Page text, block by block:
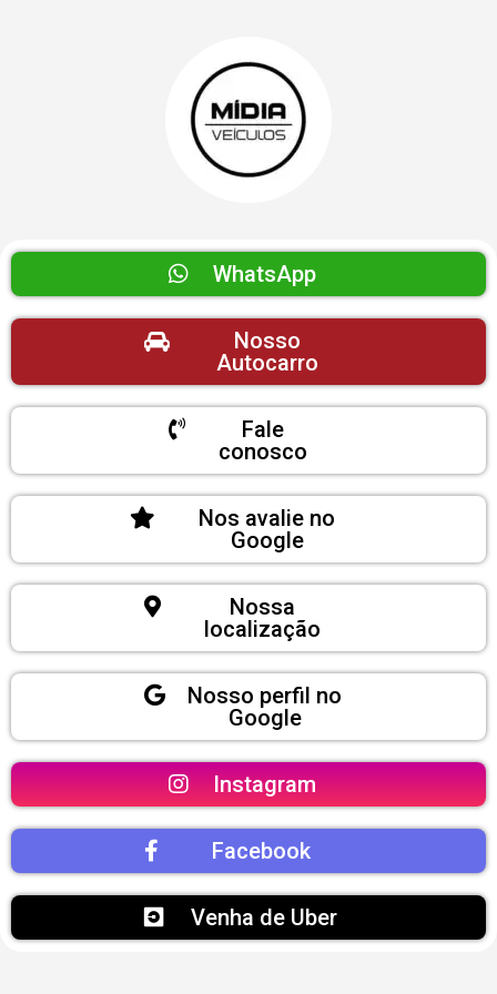
WhatsApp
Nosso
Autocarro
Fale
conosco
Nos avalie no
Google
Nossa
localização
Nosso perfil no
Google
Instagram
Facebook
Venha de Uber